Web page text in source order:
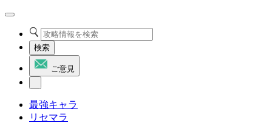
検索
ご意見
最強キャラ
リセマラ